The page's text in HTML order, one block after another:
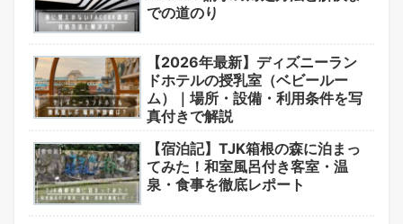
での道のり
【2026年最新】ディズニーラン
ドホテルの授乳室（ベビールー
ム）｜場所・設備・利用条件を写
真付きで解説
【宿泊記】TJK箱根の森に泊まっ
てみた！和室風呂付き客室・温
泉・食事を徹底レポート